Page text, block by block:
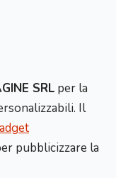
SRL per la
Il
pubblicizzare la